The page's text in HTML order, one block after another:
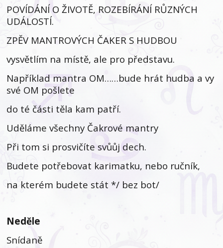
POVÍDÁNÍ O ŽIVOTĚ, ROZEBÍRÁNÍ RŮZNÝCH
UDÁLOSTÍ.
ZPĚV MANTROVÝCH ČAKER S HUDBOU
vysvětlím na místě, ale pro představu.
Například mantra OM……bude hrát hudba a vy
své OM pošlete
do té části těla kam patří.
Uděláme všechny Čakrové mantry
Při tom si prosvičíte svůůj dech.
Budete potřebovat karimatku, nebo ručník,
na kterém budete stát */ bez bot/
Neděle
Snídaně